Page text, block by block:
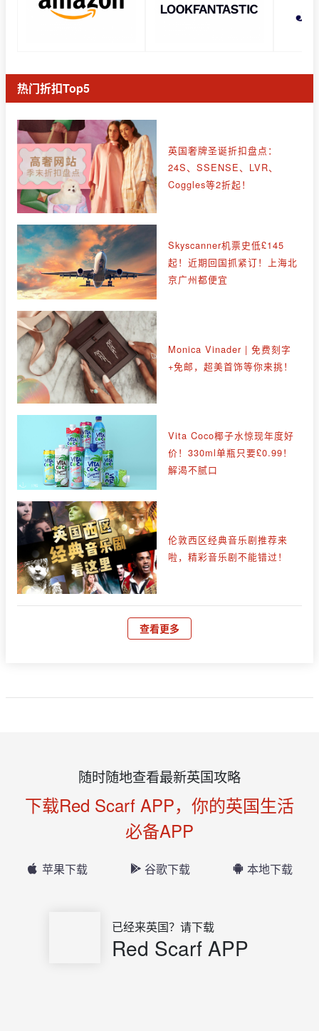
热门折扣Top5
英国奢牌圣诞折扣盘点：
24S、SSENSE、LVR、
Coggles等2折起！
Skyscanner机票史低£145
起！近期回国抓紧订！上海北
京广州都便宜
Monica Vinader | 免费刻字
+免邮，超美首饰等你来挑！
Vita Coco椰子水惊现年度好
价！330ml单瓶只要£0.99！
解渴不腻口
伦敦西区经典音乐剧推荐来
啦，精彩音乐剧不能错过！
查看更多
随时随地查看最新英国攻略
下载Red Scarf APP，你的英国生活
必备APP
苹果下载 谷歌下载 本地下载
已经来英国？请下载
Red Scarf APP